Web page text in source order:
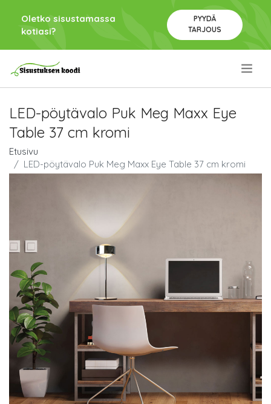
Oletko sisustamassa
kotiasi?
PYYDÄ
TARJOUS
LED-pöytävalo Puk Meg Maxx Eye
Table 37 cm kromi
Etusivu
LED-pöytävalo Puk Meg Maxx Eye Table 37 cm kromi